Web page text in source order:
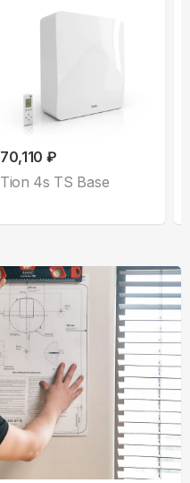
70,110 ₽
Tion 4s TS Base